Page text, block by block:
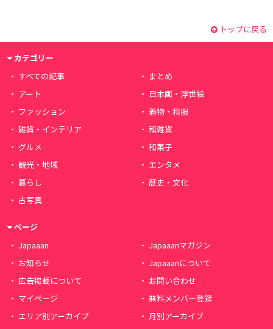
トップに戻る
カテゴリー
すべての記事
まとめ
アート
日本画・浮世絵
ファッション
着物・和服
雑貨・インテリア
和雑貨
グルメ
和菓子
観光・地域
エンタメ
暮らし
歴史・文化
古写真
ページ
Japaaan
Japaaanマガジン
お知らせ
Japaaanについて
広告掲載について
お問い合わせ
マイページ
無料メンバー登録
エリア別アーカイブ
月別アーカイブ